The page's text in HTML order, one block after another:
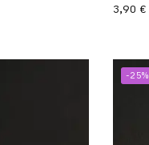
3,90 €
-25%